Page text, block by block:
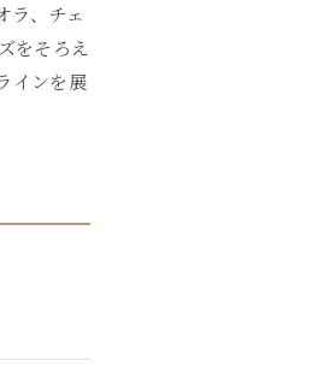
ラ、チェ
をそろえ
インを展